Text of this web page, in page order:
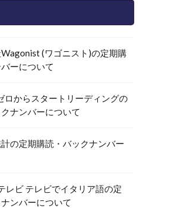
(ワゴニスト)の定期購
ーについて
ロからスタートリーディングの
ナンバーについて
の定期購読・バックナンバー
レビ テレビでイタリア語の定
ンバーについて